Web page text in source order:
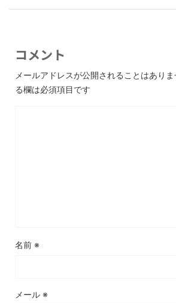
コメント
メールアドレスが公開されることはありま
る欄は必須項目です
名前 ※
メール ※